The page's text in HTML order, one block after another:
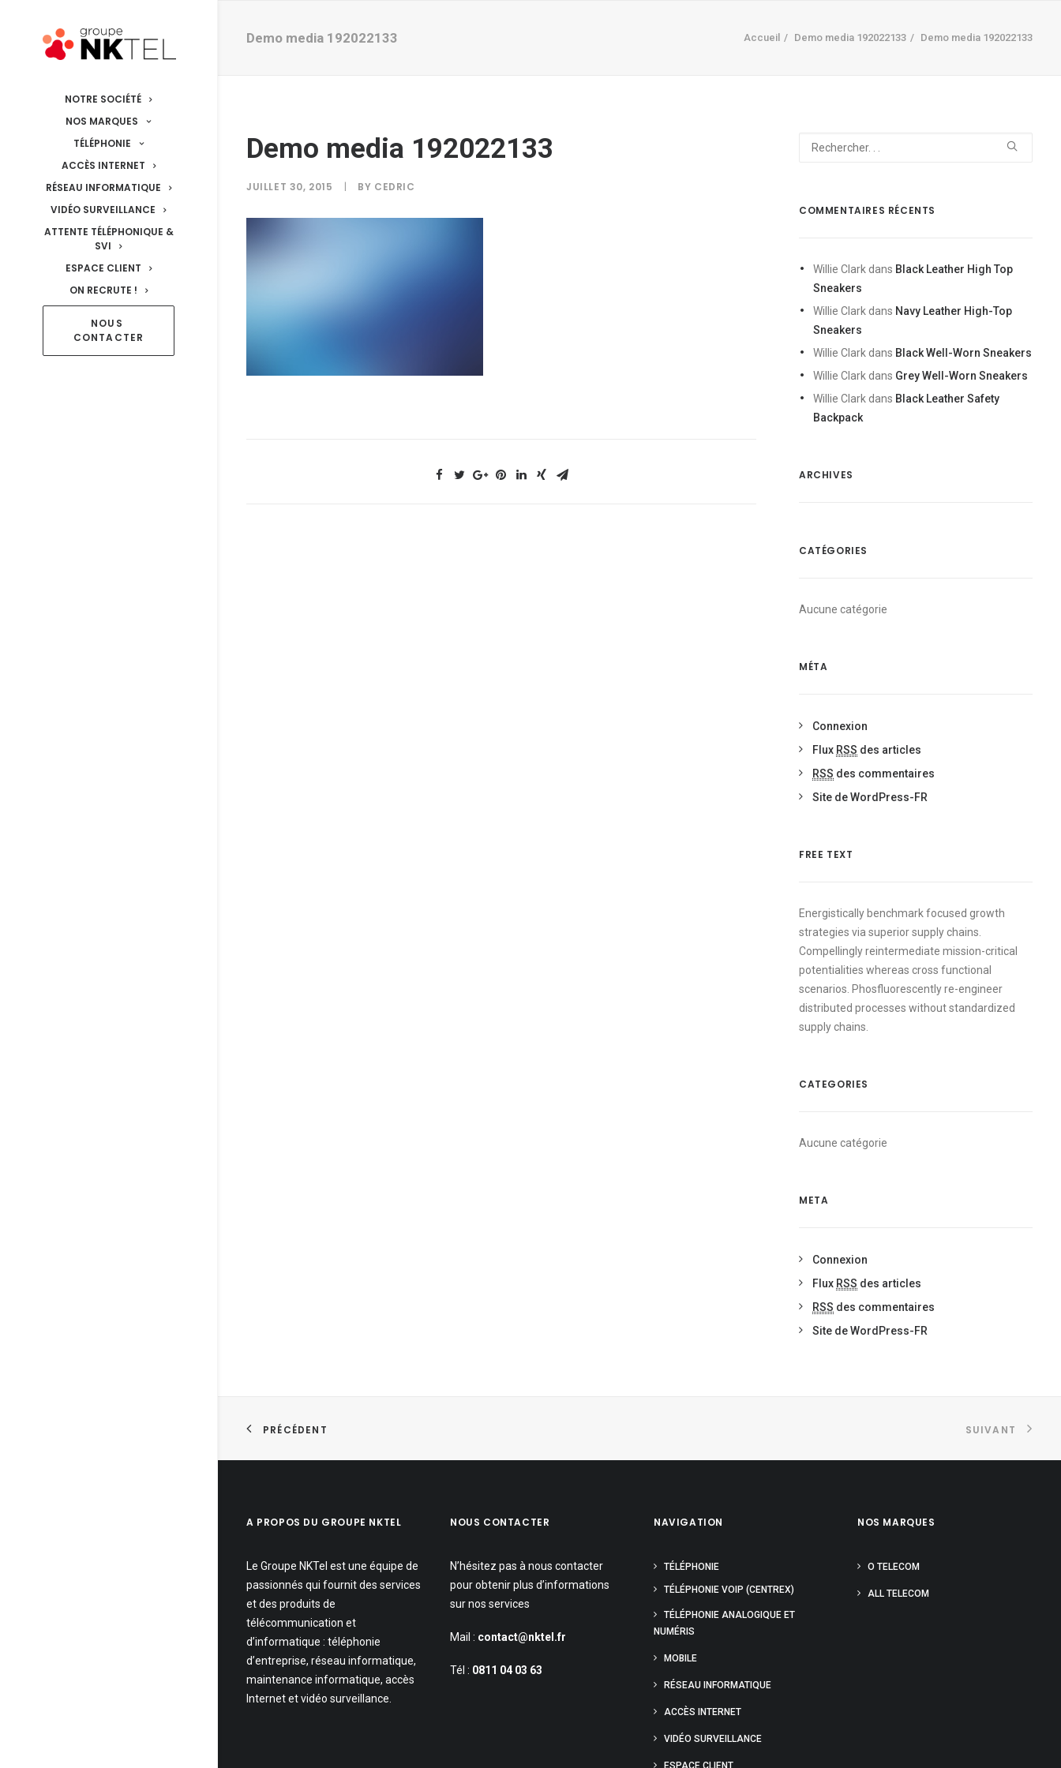
NOTRE SOCIÉTÉ
NOS MARQUES
TÉLÉPHONIE
ACCÈS INTERNET
RÉSEAU INFORMATIQUE
VIDÉO SURVEILLANCE
ATTENTE TÉLÉPHONIQUE &
SVI
ESPACE CLIENT
ON RECRUTE !
NOUS
CONTACTER
Demo media 192022133 Accueil Demo media 192022133 Demo media 192022133
Demo media 192022133
JUILLET 30, 2015 | BY CEDRIC
COMMENTAIRES RÉCENTS
Willie Clark dans Black Leather High Top
Sneakers
Willie Clark dans Navy Leather High-Top
Sneakers
Willie Clark dans Black Well-Worn Sneakers
Willie Clark dans Grey Well-Worn Sneakers
Willie Clark dans Black Leather Safety
Backpack
ARCHIVES
CATÉGORIES
Aucune catégorie
MÉTA
Connexion
Flux RSS des articles
RSS des commentaires
Site de WordPress-FR
FREE TEXT
Energistically benchmark focused growth
strategies via superior supply chains.
Compellingly reintermediate mission-critical
potentialities whereas cross functional
scenarios. Phosfluorescently re-engineer
distributed processes without standardized
supply chains.
CATEGORIES
Aucune catégorie
META
Connexion
Flux RSS des articles
RSS des commentaires
Site de WordPress-FR
PRÉCÉDENT SUIVANT
A PROPOS DU GROUPE NKTEL
Le Groupe NKTel est une équipe de
passionnés qui fournit des services
et des produits de
télécommunication et
d’informatique : téléphonie
d’entreprise, réseau informatique,
maintenance informatique, accès
Internet et vidéo surveillance.
NOUS CONTACTER
N’hésitez pas à nous contacter
pour obtenir plus d’informations
sur nos services
Mail : contact@nktel.fr
Tél : 0811 04 03 63
NAVIGATION
TÉLÉPHONIE
TÉLÉPHONIE VOIP (CENTREX)
TÉLÉPHONIE ANALOGIQUE ET
NUMÉRIS
MOBILE
RÉSEAU INFORMATIQUE
ACCÈS INTERNET
VIDÉO SURVEILLANCE
ESPACE CLIENT
NOS MARQUES
O TELECOM
ALL TELECOM